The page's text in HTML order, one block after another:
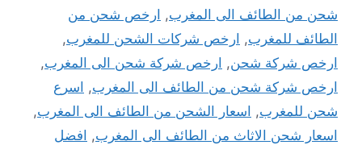
شحن من الطائف الى المغرب, ارخص شحن من
الطائف للمغرب, ارخص شركات الشحن للمغرب,
ارخص شركة شحن, ارخص شركة شحن الى المغرب,
ارخص شركة شحن من الطائف الى المغرب, اسرع
شحن للمغرب, اسعار الشحن من الطائف الى المغرب,
اسعار شحن الاثاث من الطائف الى المغرب, افضل